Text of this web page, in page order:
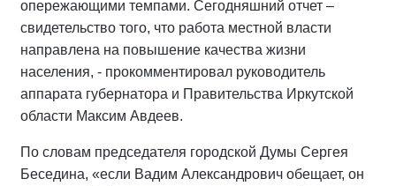
опережающими темпами. Сегодняшний отчет –
свидетельство того, что работа местной власти
направлена на повышение качества жизни
населения, - прокомментировал руководитель
аппарата губернатора и Правительства Иркутской
области Максим Авдеев.
По словам председателя городской Думы Сергея
Беседина, «если Вадим Александрович обещает, он